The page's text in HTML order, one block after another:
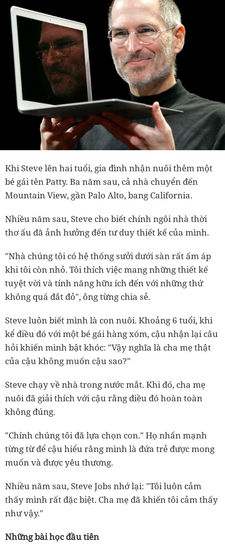
Khi Steve lên hai tuổi, gia đình nhận nuôi thêm một
bé gái tên Patty. Ba năm sau, cả nhà chuyển đến
Mountain View, gần Palo Alto, bang California.
Nhiều năm sau, Steve cho biết chính ngôi nhà thời
thơ ấu đã ảnh hưởng đến tư duy thiết kế của mình.
"Nhà chúng tôi có hệ thống sưởi dưới sàn rất ấm áp
khi tôi còn nhỏ. Tôi thích việc mang những thiết kế
tuyệt vời và tính năng hữu ích đến với những thứ
không quá đắt đỏ", ông từng chia sẻ.
Steve luôn biết mình là con nuôi. Khoảng 6 tuổi, khi
kể điều đó với một bé gái hàng xóm, cậu nhận lại câu
hỏi khiến mình bật khóc: "Vậy nghĩa là cha mẹ thật
của cậu không muốn cậu sao?"
Steve chạy về nhà trong nước mắt. Khi đó, cha mẹ
nuôi đã giải thích với cậu rằng điều đó hoàn toàn
không đúng.
"Chính chúng tôi đã lựa chọn con." Họ nhấn mạnh
từng từ để cậu hiểu rằng mình là đứa trẻ được mong
muốn và được yêu thương.
Nhiều năm sau, Steve Jobs nhớ lại: "Tôi luôn cảm
thấy mình rất đặc biệt. Cha mẹ đã khiến tôi cảm thấy
như vậy."
Những bài học đầu tiên